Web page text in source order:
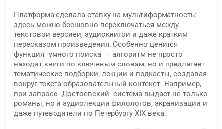
Платформа сделала ставку на мультиформатность:
здесь можно бесшовно переключаться между
текстовой версией, аудиокнигой и даже кратким
пересказом произведения. Особенно ценится
функция "умного поиска" – алгоритм не просто
находит книги по ключевым словам, но и предлагает
тематические подборки, лекции и подкасты, создавая
вокруг текста образовательный контекст. Например,
при запросе "Достоевский" система выдаст не только
романы, но и аудиолекции филологов, экранизации и
даже путеводители по Петербургу XIX века.